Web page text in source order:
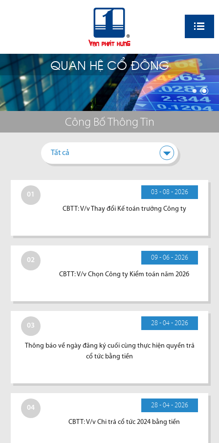
QUAN HỆ CỔ ĐÔNG
Công Bố Thông Tin
Tất cả
01 03 - 08 - 2026
CBTT: V/v Thay đổi Kế toán trưởng Công ty
02 09 - 06 - 2026
CBTT: V/v Chọn Công ty Kiểm toán năm 2026
03 28 - 04 - 2026
Thông báo về ngày đăng ký cuối cùng thực hiện quyền trả
cổ tức bằng tiền
04 28 - 04 - 2026
CBTT: V/v Chi trả cổ tức 2024 bằng tiền